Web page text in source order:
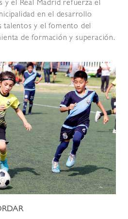
y el Real Madrid refuerza el
en el desarrollo
talentos y el fomento del
de formación y superación.